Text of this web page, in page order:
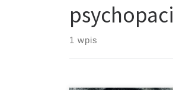
psychopaci
1 wpis